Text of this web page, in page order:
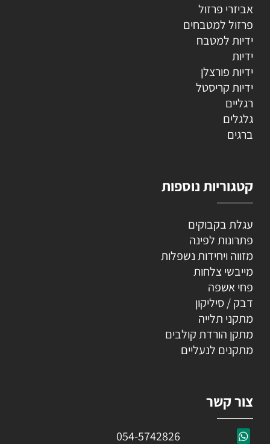
אביזרי פרזול
פרזול למטבחים
ידיות למטבח
ידיות
ידיות פורצלן
ידיות קריסטל
רגליים
גלגלים
ברגים
קטגוריות נוספות
עגלת בקבוקים
פתרונות לפינה
מזווה ויחידות נשפלות
מייבשי צלחות
פחי אשפה
דבק / סיליקון
מתקני תלייה
מתקן הורדת קולבים
מתקנים לנעליים
צור קשר
054-5742826